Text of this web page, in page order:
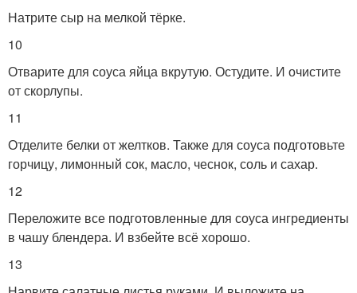
Натрите сыр на мелкой тёрке.
10
Отварите для соуса яйца вкрутую. Остудите. И очистите
от скорлупы.
11
Отделите белки от желтков. Также для соуса подготовьте
горчицу, лимонный сок, масло, чеснок, соль и сахар.
12
Переложите все подготовленные для соуса ингредиенты
в чашу блендера. И взбейте всё хорошо.
13